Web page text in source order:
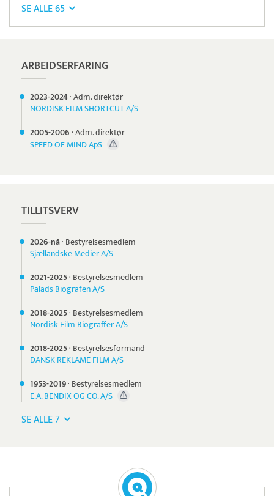
SE ALLE 65
ARBEIDSERFARING
2023-2024·Adm. direktør
NORDISK FILM SHORTCUT A/S
2005-2006·Adm. direktør
SPEED OF MIND ApS
TILLITSVERV
2026-nå· Bestyrelsesmedlem
Sjællandske Medier A/S
2021-2025· Bestyrelsesmedlem
Palads Biografen A/S
2018-2025· Bestyrelsesmedlem
Nordisk Film Biograffer A/S
2018-2025· Bestyrelsesformand
DANSK REKLAME FILM A/S
1953-2019· Bestyrelsesmedlem
E.A. BENDIX OG CO. A/S
SE ALLE 7